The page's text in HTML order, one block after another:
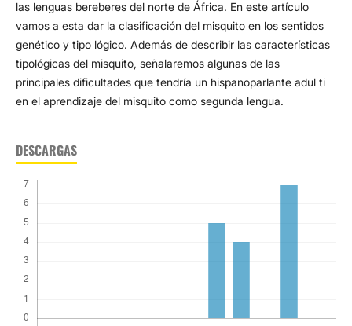
las lenguas bereberes del norte de África. En este artículo
vamos a esta dar la clasificación del misquito en los sentidos
genético y tipo­ lógico. Además de describir las características
tipológicas del misquito, señalaremos algunas de las
principales dificultades que tendría un hispanoparlante adul­ ti
en el aprendizaje del misquito como segunda lengua.
DESCARGAS